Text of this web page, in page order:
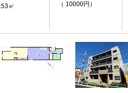
㎡ （ 10000円）